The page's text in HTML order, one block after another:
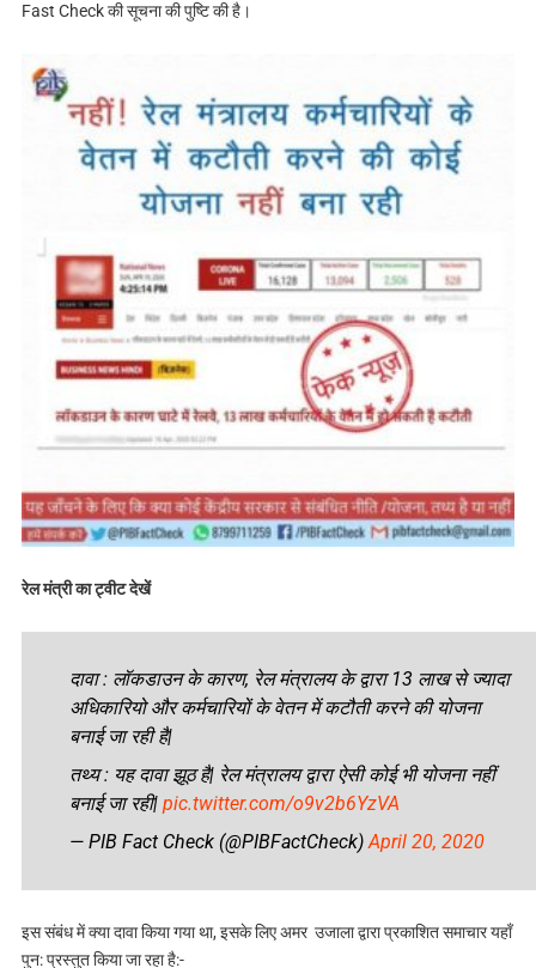
Fast Check की सूचना की पुष्टि की है।
रेल मंत्री का ट्वीट देखें
दावा : लॉकडाउन के कारण, रेल मंत्रालय के द्वारा 13 लाख से ज्यादा
अधिकारियो और कर्मचारियों के वेतन में कटौती करने की योजना
बनाई जा रही है|
तथ्य : यह दावा झूठ है| रेल मंत्रालय द्वारा ऐसी कोई भी योजना नहीं
बनाई जा रही| pic.twitter.com/o9v2b6YzVA
— PIB Fact Check (@PIBFactCheck)April 20, 2020
इस संबंध में क्‍या दावा किया गया था, इसके लिए अमर उजाला द्वारा प्रकाशित समाचार यहॉं
पुन: प्रस्‍तुत किया जा रहा है:-